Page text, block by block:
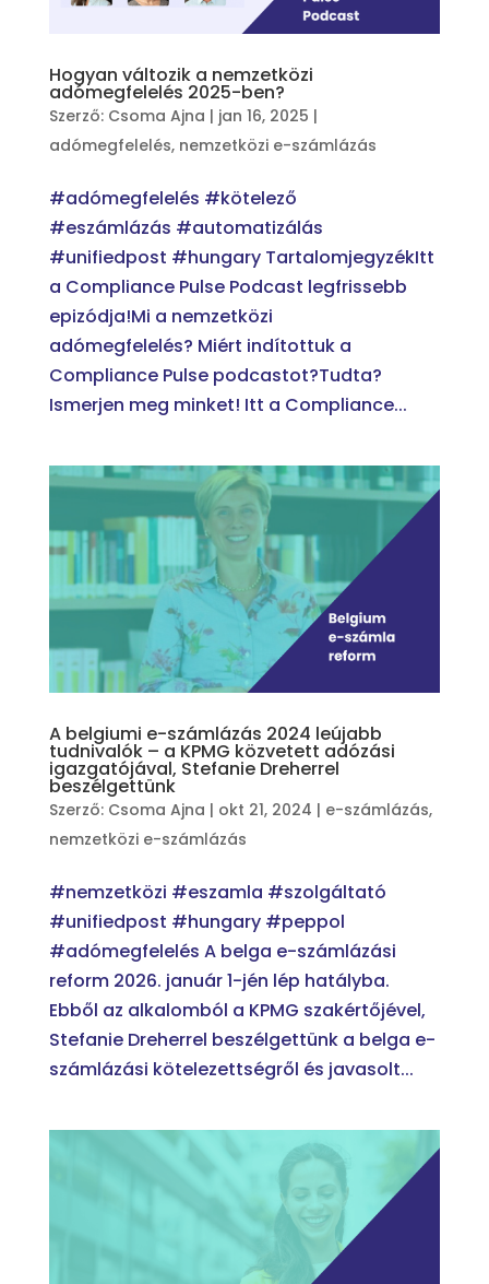
Hogyan változik a nemzetközi
adómegfelelés 2025-ben?
Szerző: Csoma Ajna | jan 16, 2025 |
adómegfelelés, nemzetközi e-számlázás
#adómegfelelés #kötelező
#eszámlázás #automatizálás
#unifiedpost #hungary TartalomjegyzékItt
a Compliance Pulse Podcast legfrissebb
epizódja!Mi a nemzetközi
adómegfelelés? Miért indítottuk a
Compliance Pulse podcastot?Tudta?
Ismerjen meg minket! Itt a Compliance...
A belgiumi e-számlázás 2024 leújabb
tudnivalók – a KPMG közvetett adózási
igazgatójával, Stefanie Dreherrel
beszélgettünk
Szerző: Csoma Ajna | okt 21, 2024 | e-számlázás,
nemzetközi e-számlázás
#nemzetközi #eszamla #szolgáltató
#unifiedpost #hungary #peppol
#adómegfelelés A belga e-számlázási
reform 2026. január 1-jén lép hatályba.
Ebből az alkalomból a KPMG szakértőjével,
Stefanie Dreherrel beszélgettünk a belga e-
számlázási kötelezettségről és javasolt...